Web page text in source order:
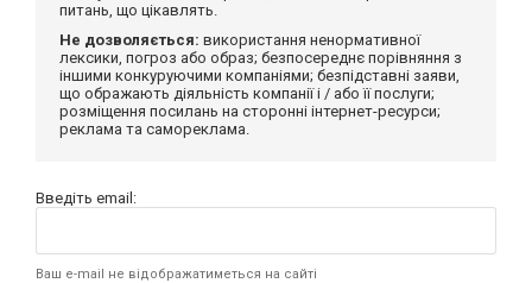
питань, що цікавлять.
Не дозволяється: використання ненормативної
лексики, погроз або образ; безпосереднє порівняння з
іншими конкуруючими компаніями; безпідставні заяви,
що ображають діяльність компанії і / або її послуги;
розміщення посилань на сторонні інтернет-ресурси;
реклама та самореклама.
Введіть email:
Ваш e-mail не відображатиметься на сайті